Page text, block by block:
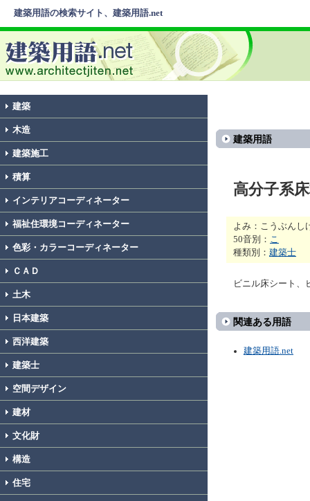
建築用語の検索サイト、建築用語.net
建築
木造
建築施工
積算
インテリアコーディネーター
福祉住環境コーディネーター
色彩・カラーコーディネーター
ＣＡＤ
土木
日本建築
西洋建築
建築士
空間デザイン
建材
文化財
構造
住宅
建築用語
高分子系
よみ：こうぶんし
50音別： こ
種類別： 建築士
ビニル床シート、
関連ある用語
建築用語.net